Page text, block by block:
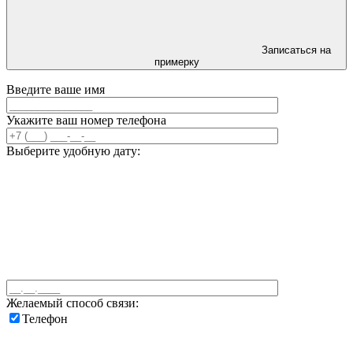
Записаться на
примерку
Введите ваше имя
Укажите ваш номер телефона
Выберите удобную дату:
Желаемый способ связи:
Телефон